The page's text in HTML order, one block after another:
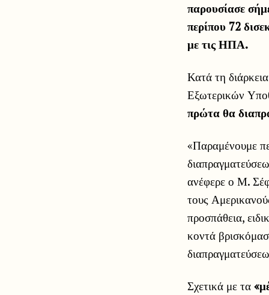
παρουσίασε
περίπου 72
με τις ΗΠΑ.
Κατά τη
Εξωτερικών
πρώτα θα
«Παραμένουμε
ανέφερε ο Μ.
τους
προσπάθεια,
κοντά
Σχετικά με τα